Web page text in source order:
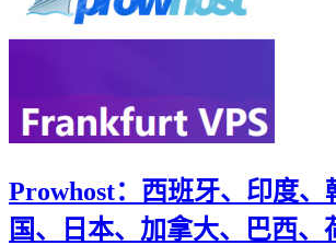
Prowhost：西班牙、印度、
国、日本、加拿大、巴西、